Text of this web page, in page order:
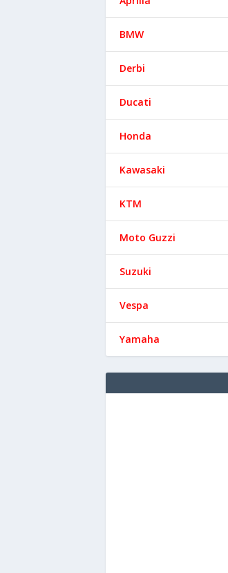
BMW
Derbi
Ducati
Honda
Kawasaki
KTM
Moto Guzzi
Suzuki
Vespa
Yamaha